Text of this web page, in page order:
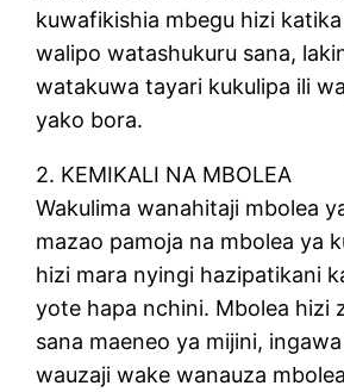
kuwafikishia mbegu hizi
walipo watashukuru sana,
watakuwa tayari kukulipa ili
yako bora.
2. KEMIKALI NA MBOLEA
Wakulima wanahitaji mbolea
mazao pamoja na mbolea ya
hizi mara nyingi hazipatikani
yote hapa nchini. Mbolea hizi
sana maeneo ya mijini,
wauzaji wake wanauza